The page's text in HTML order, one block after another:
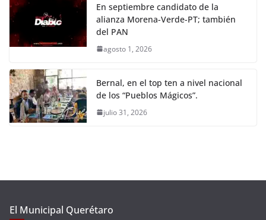
En septiembre candidato de la
alianza Morena-Verde-PT; también
del PAN
agosto 1, 2026
Bernal, en el top ten a nivel nacional
de los “Pueblos Mágicos”.
julio 31, 2026
El Municipal Querétaro